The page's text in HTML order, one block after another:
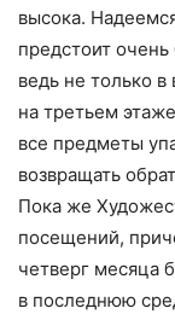
высока.
предстоит
ведь не только
на третьем
все предметы
возвращать
Пока же
посещений,
четверг месяца
в последнюю